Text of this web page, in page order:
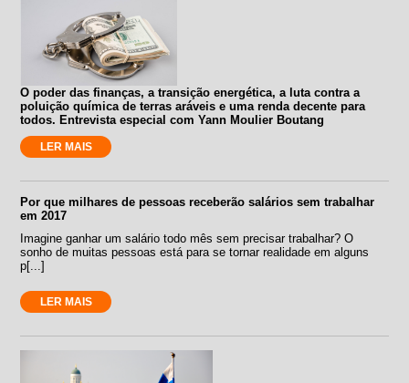
O poder das finanças, a transição energética, a luta contra a
poluição química de terras aráveis e uma renda decente para
todos. Entrevista especial com Yann Moulier Boutang
LER MAIS
Por que milhares de pessoas receberão salários sem trabalhar
em 2017
Imagine ganhar um salário todo mês sem precisar trabalhar? O
sonho de muitas pessoas está para se tornar realidade em alguns
p[...]
LER MAIS